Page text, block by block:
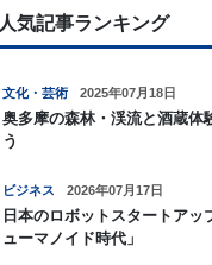
人気記事ランキング
文化・芸術 2025年07月18日
奥多摩の森林・渓流と酒蔵体
う
ビジネス 2026年07月17日
日本のロボットスタートアッ
ューマノイド時代」